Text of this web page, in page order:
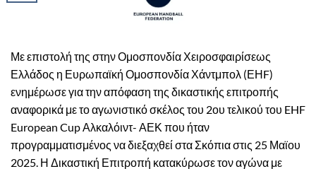
Με επιστολή της στην Ομοσπονδία Χειροσφαιρίσεως
Ελλάδος η Ευρωπαϊκή Ομοσπονδία Χάντμπολ (ΕΗF)
ενημέρωσε για την απόφαση της δικαστικής επιτροπής
αναφορικά με το αγωνιστικό σκέλος του 2ου τελικού του EHF
European Cup Αλκαλόιντ- ΑΕΚ που ήταν
προγραμματισμένος να διεξαχθεί στα Σκόπια στις 25 Μαϊου
2025. Η Δικαστική Επιτροπή κατακύρωσε τον αγώνα με